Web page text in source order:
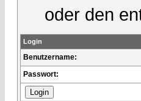
oder den
Login
Benutzername:
Passwort: